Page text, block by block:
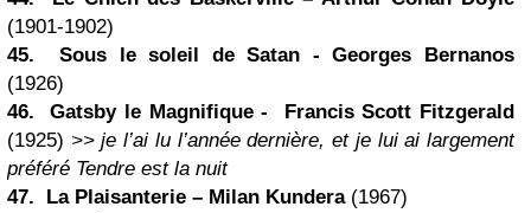
(1901-1902)
45. Sous le soleil de Satan -Georges Bernanos
(1926)
46.Gatsby le Magnifique- Francis Scott Fitzgerald
(1925) >> je l’ai lu l’année dernière, et je lui ai largement
préféré Tendre est la nuit
47. La Plaisanterie – Milan Kundera (1967)